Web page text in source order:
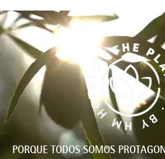
PORQUE TODOS SOMOS